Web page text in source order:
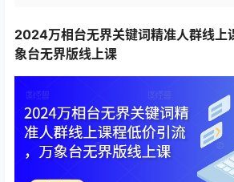
2024万相台无界关键词精准人群线上
象台无界版线上课